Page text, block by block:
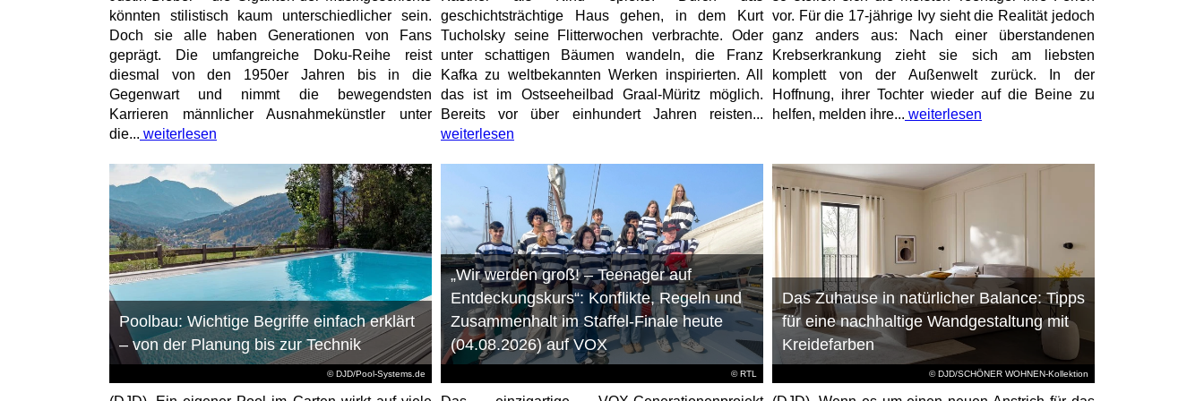
könnten stilistisch kaum unterschiedlicher sein.
Doch sie alle haben Generationen von Fans
geprägt. Die umfangreiche Doku-Reihe reist
diesmal von den 1950er Jahren bis in die
Gegenwart und nimmt die bewegendsten
Karrieren männlicher Ausnahmekünstler unter
die... weiterlesen
geschichtsträchtige Haus gehen, in dem Kurt
Tucholsky seine Flitterwochen verbrachte. Oder
unter schattigen Bäumen wandeln, die Franz
Kafka zu weltbekannten Werken inspirierten. All
das ist im Ostseeheilbad Graal-Müritz möglich.
Bereits vor über einhundert Jahren reisten...
weiterlesen
vor. Für die 17-jährige Ivy sieht die Realität jedoch
ganz anders aus: Nach einer überstandenen
Krebserkrankung zieht sie sich am liebsten
komplett von der Außenwelt zurück. In der
Hoffnung, ihrer Tochter wieder auf die Beine zu
helfen, melden ihre... weiterlesen
© DJD/Pool-Systems.de
Poolbau: Wichtige Begriffe einfach erklärt
– von der Planung bis zur Technik
© RTL
„Wir werden groß! – Teenager auf
Entdeckungskurs“: Konflikte, Regeln und
Zusammenhalt im Staffel-Finale heute
(04.08.2026) auf VOX
© DJD/SCHÖNER WOHNEN-Kollektion
Das Zuhause in natürlicher Balance: Tipps
für eine nachhaltige Wandgestaltung mit
Kreidefarben